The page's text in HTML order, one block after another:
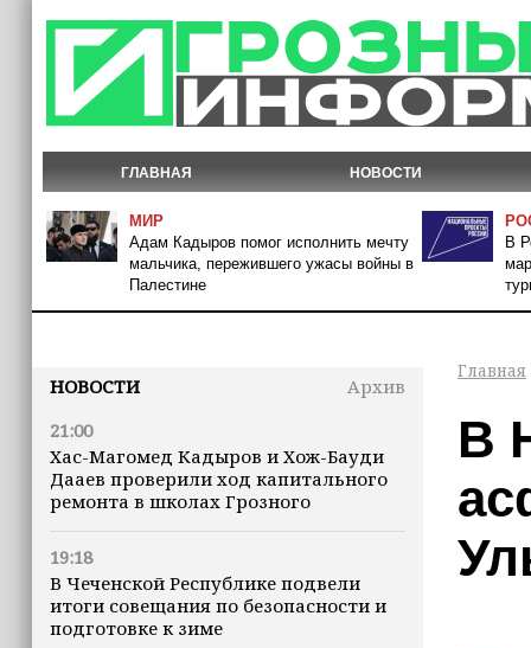
ГЛАВНАЯ НОВОСТИ
МИР
Адам Кадыров помог исполнить мечту
мальчика, пережившего ужасы войны в
Палестине
В
НОВОСТИ
Архив
21:00
Хас-Магомед Кадыров и Хож-Бауди
Дааев проверили ход капитального
ремонта в школах Грозного
19:18
В Чеченской Республике подвели
итоги совещания по безопасности и
подготовке к зиме
Главная
В